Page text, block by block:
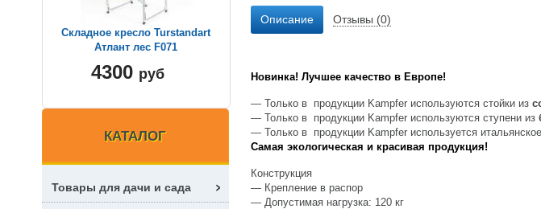
Описание Отзывы (0)
Новинка! Лучшее качество в Европе!
— Только в продукции Kampfer используются стойки из
— Только в продукции Kampfer используются ступени из
— Только в продукции Kampfer используется
Самая экологическая и красивая продукция!
Конструкция
— Крепление в распор
— Допустимая нагрузка: 120 кг
Складное кресло Turstandart
Атлант лес F071
4300 руб
КАТАЛОГ
Товары для дачи и сада